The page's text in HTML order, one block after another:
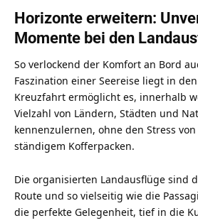
Horizonte erweitern:
Momente bei den
So verlockend der Komfort an Bord
Faszination einer Seereise liegt in
Kreuzfahrt ermöglicht es, innerhalb
Vielzahl von Ländern, Städten und
kennenzulernen, ohne den Stress
ständigem Kofferpacken.
Die organisierten Landausflüge sind
Route und so vielseitig wie die
die perfekte Gelegenheit, tief in die